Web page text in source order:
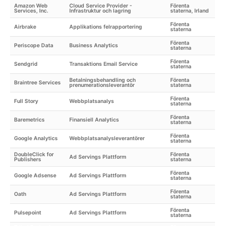
Amazon Web
Services, Inc.
Cloud Service Provider -
Infrastruktur och lagring
Förenta
staterna, Irland
Airbrake Applikations felrapportering Förenta
staterna
Periscope Data Business Analytics Förenta
staterna
Sendgrid Transaktions Email Service Förenta
staterna
Braintree Services Betalningsbehandling och
prenumerationsleverantör
Förenta
staterna
Full Story Webbplatsanalys Förenta
staterna
Baremetrics Finansiell Analytics Förenta
staterna
Google Analytics Webbplatsanalysleverantörer Förenta
staterna
DoubleClick for
Publishers Ad Servings Plattform Förenta
staterna
Google Adsense Ad Servings Plattform Förenta
staterna
Oath Ad Servings Plattform Förenta
staterna
Pulsepoint Ad Servings Plattform Förenta
staterna